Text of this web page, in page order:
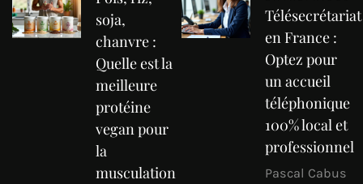
soja,
chanvre :
Quelle est la
meilleure
protéine
vegan pour
la
musculation
Télésecrétariat
en France :
Optez pour
un accueil
téléphonique
100% local et
professionnel
Pascal Cabus